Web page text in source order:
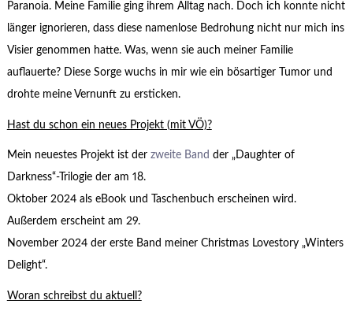
Paranoia. Meine Familie ging ihrem Alltag nach. Doch ich konnte nicht
länger ignorieren, dass diese namenlose Bedrohung nicht nur mich ins
Visier genommen hatte. Was, wenn sie auch meiner Familie
auflauerte? Diese Sorge wuchs in mir wie ein bösartiger Tumor und
drohte meine Vernunft zu ersticken.
Hast du schon ein neues Projekt (mit VÖ)?
Mein neuestes Projekt ist der zweite Band der „Daughter of
Darkness“-Trilogie der am 18.
Oktober 2024 als eBook und Taschenbuch erscheinen wird.
Außerdem erscheint am 29.
November 2024 der erste Band meiner Christmas Lovestory „Winters
Delight“.
Woran schreibst du aktuell?